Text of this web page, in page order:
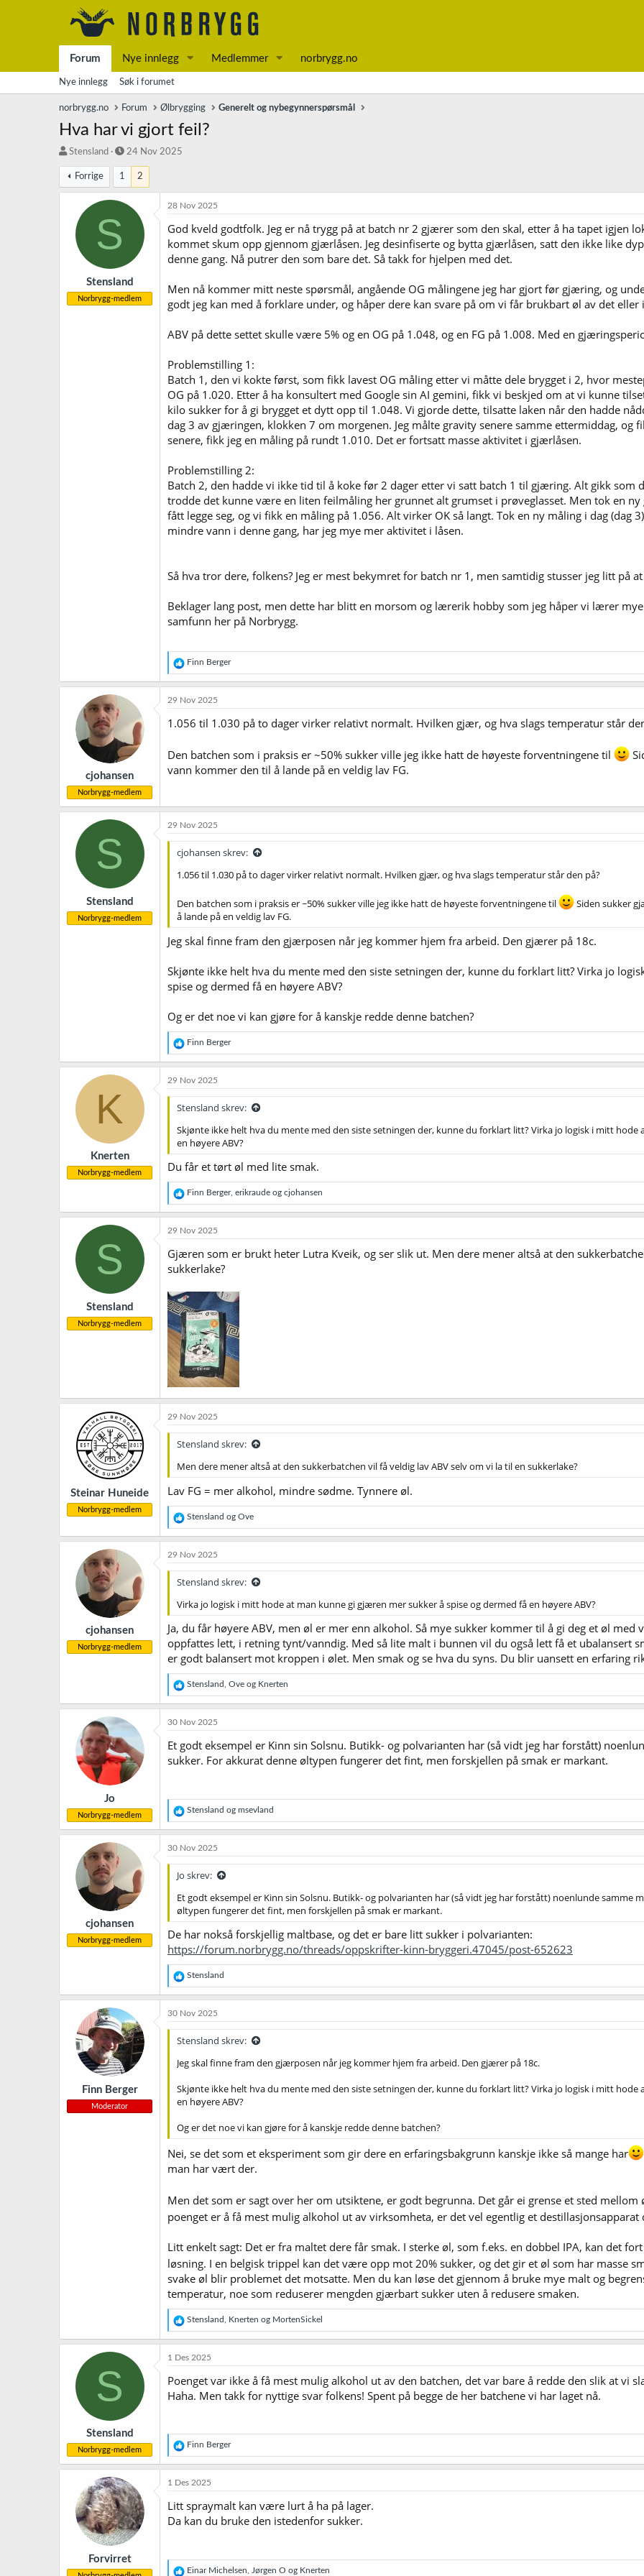
Forum Nye innlegg Medlemmer norbrygg.no
Nye innlegg Søk i forumet
norbrygg.no Forum Ølbrygging Generelt og nybegynnerspørsmål
Hva har vi gjort feil?
T
å
d
Stensland
S
r
t
24 Nov 2025
Forrige 1 2
S
Stensland
Norbrygg-medlem
28 Nov 2025
God kveld godtfolk. Jeg er nå trygg på at batch nr 2 gjærer som den skal, etter å ha tapet igjen
kommet skum opp gjennom gjærlåsen. Jeg desinfiserte og bytta gjærlåsen, satt den ikke like
denne gang. Nå putrer den som bare det. Så takk for hjelpen med det.
Men nå kommer mitt neste spørsmål, angående OG målingene jeg har gjort før gjæring, og
godt jeg kan med å forklare under, og håper dere kan svare på om vi får brukbart øl av det eller
ABV på dette settet skulle være 5% og en OG på 1.048, og en FG på 1.008. Med en
Problemstilling 1:
Batch 1, den vi kokte først, som fikk lavest OG måling etter vi måtte dele brygget i 2, hvor
OG på 1.020. Etter å ha konsultert med Google sin AI gemini, fikk vi beskjed om at vi kunne
kilo sukker for å gi brygget et dytt opp til 1.048. Vi gjorde dette, tilsatte laken når den hadde
dag 3 av gjæringen, klokken 7 om morgenen. Jeg målte gravity senere samme ettermiddag, og
senere, fikk jeg en måling på rundt 1.010. Det er fortsatt masse aktivitet i gjærlåsen.
Problemstilling 2:
Batch 2, den hadde vi ikke tid til å koke før 2 dager etter vi satt batch 1 til gjæring. Alt gikk som
trodde det kunne være en liten feilmåling her grunnet alt grumset i prøveglasset. Men tok en
fått legge seg, og vi fikk en måling på 1.056. Alt virker OK så langt. Tok en ny måling i dag (dag
mindre vann i denne gang, har jeg mye mer aktivitet i låsen.
Så hva tror dere, folkens? Jeg er mest bekymret for batch nr 1, men samtidig stusser jeg litt på
Beklager lang post, men dette har blitt en morsom og lærerik hobby som jeg håper vi lærer
samfunn her på Norbrygg.
R
e
a
j
o
e
:
Finn Berger
cjohansen
Norbrygg-medlem
29 Nov 2025
1.056 til 1.030 på to dager virker relativt normalt. Hvilken gjær, og hva slags temperatur står
Den batchen som i praksis er ~50% sukker ville jeg ikke hatt de høyeste forventningene til
vann kommer den til å lande på en veldig lav FG.
S
Stensland
Norbrygg-medlem
29 Nov 2025
cjohansen skrev:
1.056 til 1.030 på to dager virker relativt normalt. Hvilken gjær, og hva slags temperatur står den på?
Den batchen som i praksis er ~50% sukker ville jeg ikke hatt de høyeste forventningene til
Siden sukker
å lande på en veldig lav FG.
Jeg skal finne fram den gjærposen når jeg kommer hjem fra arbeid. Den gjærer på 18c.
Skjønte ikke helt hva du mente med den siste setningen der, kunne du forklart litt? Virka jo
spise og dermed få en høyere ABV?
Og er det noe vi kan gjøre for å kanskje redde denne batchen?
R
e
a
j
o
e
r
Finn Berger
K
Knerten
Norbrygg-medlem
29 Nov 2025
Stensland skrev:
Skjønte ikke helt hva du mente med den siste setningen der, kunne du forklart litt? Virka jo logisk i mitt
en høyere ABV?
Du får et tørt øl med lite smak.
R
e
a
o
n
r
:
Finn Berger, erikraude og cjohansen
S
Stensland
Norbrygg-medlem
29 Nov 2025
Gjæren som er brukt heter Lutra Kveik, og ser slik ut. Men dere mener altså at den
sukkerlake?
Steinar Huneide
Norbrygg-medlem
29 Nov 2025
Stensland skrev:
Men dere mener altså at den sukkerbatchen vil få veldig lav ABV selv om vi la til en sukkerlake?
Lav FG = mer alkohol, mindre sødme. Tynnere øl.
R
e
a
j
o
e
:
Stensland og Ove
cjohansen
Norbrygg-medlem
29 Nov 2025
Stensland skrev:
Virka jo logisk i mitt hode at man kunne gi gjæren mer sukker å spise og dermed få en høyere ABV?
Ja, du får høyere ABV, men øl er mer enn alkohol. Så mye sukker kommer til å gi deg et øl
oppfattes lett, i retning tynt/vanndig. Med så lite malt i bunnen vil du også lett få et ubalansert
er godt balansert mot kroppen i ølet. Men smak og se hva du syns. Du blir uansett en erfaring
R
e
a
o
n
:
Stensland Ove og Knerten
Jo
Norbrygg-medlem
30 Nov 2025
Et godt eksempel er Kinn sin Solsnu. Butikk- og polvarianten har (så vidt jeg har forstått)
sukker. For akkurat denne øltypen fungerer det fint, men forskjellen på smak er markant.
R
e
a
j
o
e
r
Stensland og msevland
cjohansen
Norbrygg-medlem
30 Nov 2025
Jo skrev:
Et godt eksempel er Kinn sin Solsnu. Butikk- og polvarianten har (så vidt jeg har forstått) noenlunde samme
øltypen fungerer det fint, men forskjellen på smak er markant.
De har nokså forskjellig maltbase, og det er bare litt sukker i polvarianten:
https://forum.norbrygg.no/threads/oppskrifter-kinn-bryggeri.47045/post-652623
R
e
a
j
o
e
:
Stensland
Finn Berger
Moderator
30 Nov 2025
Stensland skrev:
Jeg skal finne fram den gjærposen når jeg kommer hjem fra arbeid. Den gjærer på 18c.
Skjønte ikke helt hva du mente med den siste setningen der, kunne du forklart litt? Virka jo logisk i mitt
en høyere ABV?
Og er det noe vi kan gjøre for å kanskje redde denne batchen?
Nei, se det som et eksperiment som gir dere en erfaringsbakgrunn kanskje ikke så mange har
man har vært der.
Men det som er sagt over her om utsiktene, er godt begrunna. Det går ei grense et sted mellom
poenget er å få mest mulig alkohol ut av virksomheta, er det vel egentlig et destillasjonsapparat
Litt enkelt sagt: Det er fra maltet dere får smak. I sterke øl, som f.eks. en dobbel IPA, kan det
løsning. I en belgisk trippel kan det være opp mot 20% sukker, og det gir et øl som har masse
svake øl blir problemet det motsatte. Men du kan løse det gjennom å bruke mye malt og
temperatur, noe som reduserer mengden gjærbart sukker uten å redusere smaken.
R
e
a
o
n
:
Stensland Knerten og MortenSickel
S
Stensland
Norbrygg-medlem
1 Des 2025
Poenget var ikke å få mest mulig alkohol ut av den batchen, det var bare å redde den slik at vi
Haha. Men takk for nyttige svar folkens! Spent på begge de her batchene vi har laget nå.
R
e
a
o
n
:
Finn Berger
Forvirret
1 Des 2025
Litt spraymalt kan være lurt å ha på lager.
Da kan du bruke den istedenfor sukker.
R
Einar Michelsen Jørgen O og Knerten